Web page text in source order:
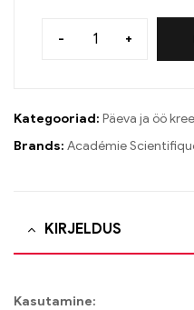
- +
Kategooriad: Päeva ja öö
Brands: Académie
KIRJELDUS
Kasutamine: